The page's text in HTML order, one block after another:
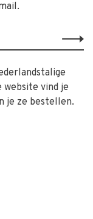
website vind je
je ze bestellen.